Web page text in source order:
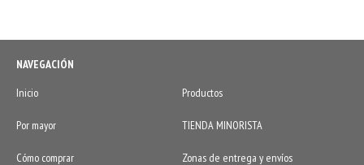
NAVEGACIÓN
Inicio
Productos
Por mayor TIENDA MINORISTA
Cómo comprar Zonas de entrega y envíos